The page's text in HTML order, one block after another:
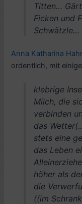
Titten…
Ficken und
Schwätzle…
Anna Katharina
ordentlich, mit
klebrige
Milch, die
verbinden
das
stets eine
das Leben
höher als
die
((im